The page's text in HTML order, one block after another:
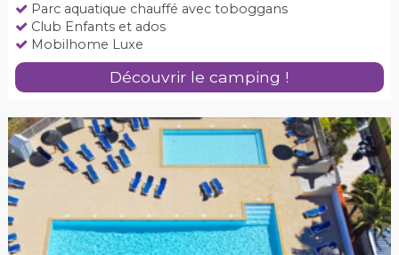
Parc aquatique chauffé avec toboggans
Club Enfants et ados
Mobilhome Luxe
Découvrir le camping !